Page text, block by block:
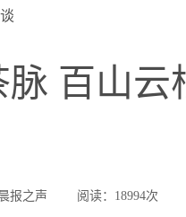
百山
报之声 阅读：18994次